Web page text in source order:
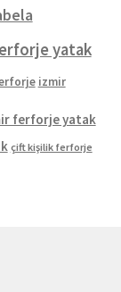
yatak
izmir
ferforje yatak
çift kişilik ferforje